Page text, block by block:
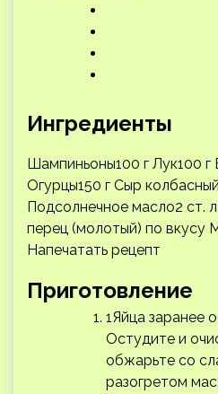
Ингредиенты
Шампиньоны100 г Лук100 г
Огурцы150 г Сыр
Подсолнечное масло2 ст.
перец (молотый) по вкусу
Напечатать рецепт
Приготовление
1Яйца заранее
Остудите и
обжарьте со
разогретом